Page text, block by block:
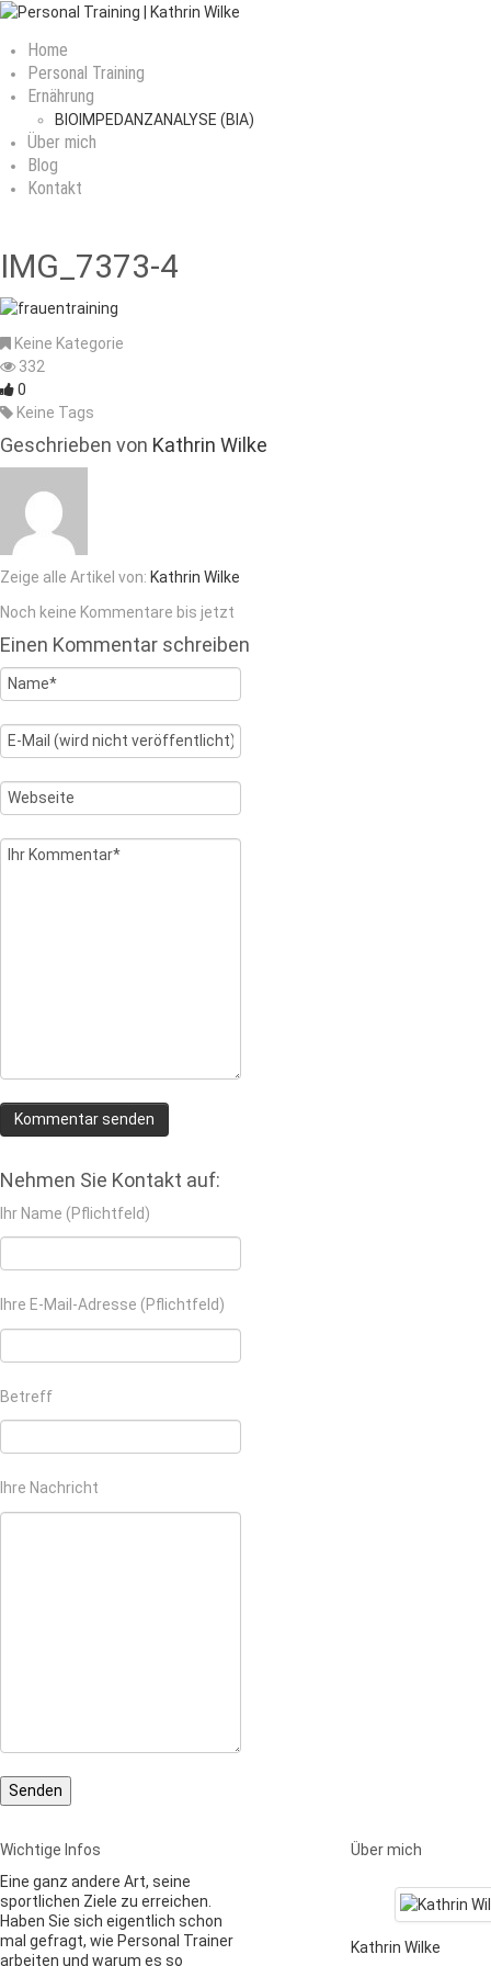
Home
Personal Training
Ernährung
BIOIMPEDANZANALYSE (BIA)
Über mich
Blog
Kontakt
IMG_7373-4
Keine Kategorie
332
0
Keine Tags
Geschrieben von Kathrin Wilke
Zeige alle Artikel von: Kathrin Wilke
Noch keine Kommentare bis jetzt
Einen Kommentar schreiben
Nehmen Sie Kontakt auf:
Ihr Name (Pflichtfeld)
Ihre E-Mail-Adresse (Pflichtfeld)
Betreff
Ihre Nachricht
Wichtige Infos
Eine ganz andere Art, seine
sportlichen Ziele zu erreichen.
Haben Sie sich eigentlich schon
mal gefragt, wie Personal Trainer
arbeiten und warum es so
Über mich
Kathrin Wilke